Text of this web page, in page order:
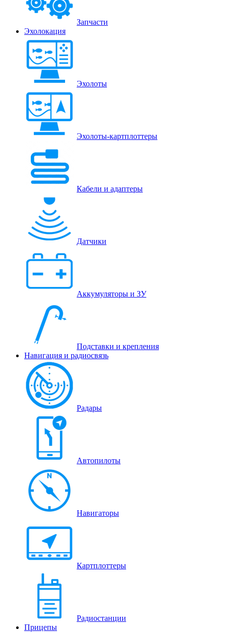
Запчасти
Эхолокация
Эхолоты
Эхолоты-картплоттеры
Кабели и адаптеры
Датчики
Аккумуляторы и ЗУ
Подставки и крепления
Навигация и радиосвязь
Радары
Автопилоты
Навигаторы
Картплоттеры
Радиостанции
Прицепы